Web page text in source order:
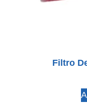
Filtro